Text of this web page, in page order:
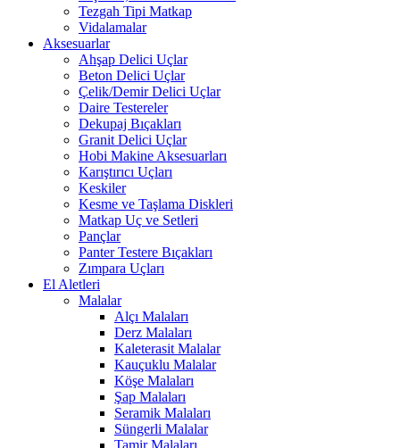
Tezgah Tipi Matkap
Vidalamalar
Aksesuarlar
Ahşap Delici Uçlar
Beton Delici Uçlar
Çelik/Demir Delici Uçlar
Daire Testereler
Dekupaj Bıçakları
Granit Delici Uçlar
Hobi Makine Aksesuarları
Karıştırıcı Uçları
Keskiler
Kesme ve Taşlama Diskleri
Matkap Uç ve Setleri
Pançlar
Panter Testere Bıçakları
Zımpara Uçları
El Aletleri
Malalar
Alçı Malaları
Derz Malaları
Kaleterasit Malalar
Kauçuklu Malalar
Köşe Malaları
Şap Malaları
Seramik Malaları
Süngerli Malalar
Tamir Malaları